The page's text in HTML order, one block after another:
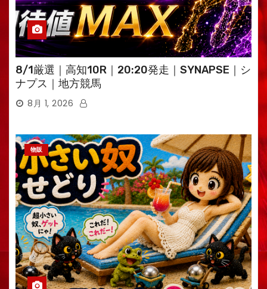
8/1厳選｜高知10R｜20:20発走｜SYNAPSE｜シ
ナプス｜地方競馬
8月 1, 2026
物販